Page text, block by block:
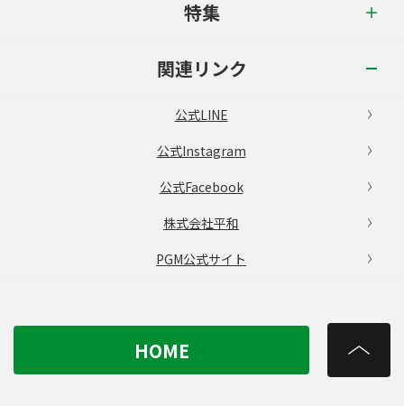
特集
関連リンク
公式LINE
公式Instagram
公式Facebook
株式会社平和
PGM公式サイト
HOME